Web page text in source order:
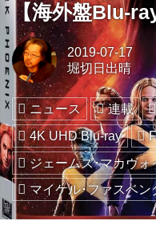
【海外盤Blu-
2019-07-17
堀切日出晴
ニュース 連載
4K UHD Blu-ray
ジェームズ･マカヴォ
マイケル･ファスベン